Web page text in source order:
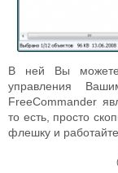
В ней Вы можете
управления
FreeCommander
то есть, просто
флешку и